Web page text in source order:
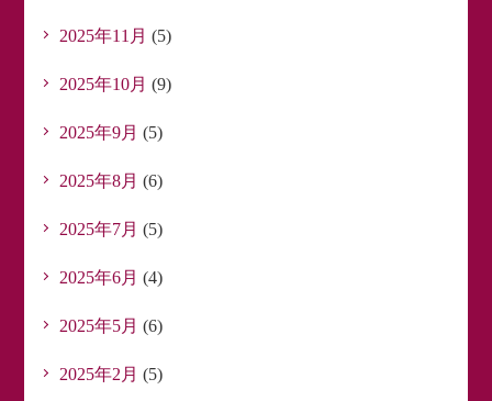
2025年11月 (5)
2025年10月 (9)
2025年9月 (5)
2025年8月 (6)
2025年7月 (5)
2025年6月 (4)
2025年5月 (6)
2025年2月 (5)